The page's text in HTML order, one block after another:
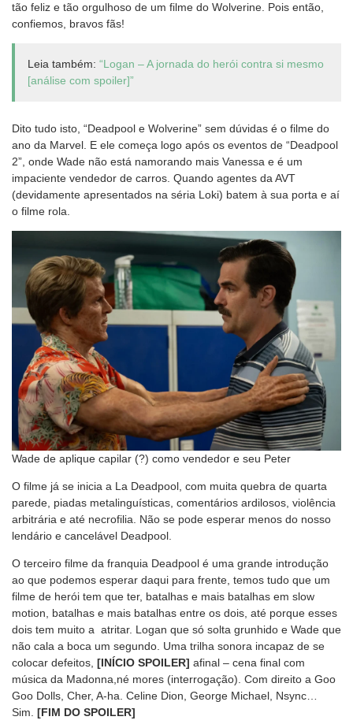
tão feliz e tão orgulhoso de um filme do Wolverine. Pois então,
confiemos, bravos fãs!
Leia também: “Logan – A jornada do herói contra si mesmo
[análise com spoiler]”
Dito tudo isto, “Deadpool e Wolverine” sem dúvidas é o filme do
ano da Marvel. E ele começa logo após os eventos de “Deadpool
2”, onde Wade não está namorando mais Vanessa e é um
impaciente vendedor de carros. Quando agentes da AVT
(devidamente apresentados na séria Loki) batem à sua porta e aí
o filme rola.
Wade de aplique capilar (?) como vendedor e seu Peter
O filme já se inicia a La Deadpool, com muita quebra de quarta
parede, piadas metalinguísticas, comentários ardilosos, violência
arbitrária e até necrofilia. Não se pode esperar menos do nosso
lendário e cancelável Deadpool.
O terceiro filme da franquia Deadpool é uma grande introdução
ao que podemos esperar daqui para frente, temos tudo que um
filme de herói tem que ter, batalhas e mais batalhas em slow
motion, batalhas e mais batalhas entre os dois, até porque esses
dois tem muito a atritar. Logan que só solta grunhido e Wade que
não cala a boca um segundo. Uma trilha sonora incapaz de se
colocar defeitos, [INÍCIO SPOILER] afinal – cena final com
música da Madonna,né mores (interrogação). Com direito a Goo
Goo Dolls, Cher, A-ha. Celine Dion, George Michael, Nsync…
Sim. [FIM DO SPOILER]